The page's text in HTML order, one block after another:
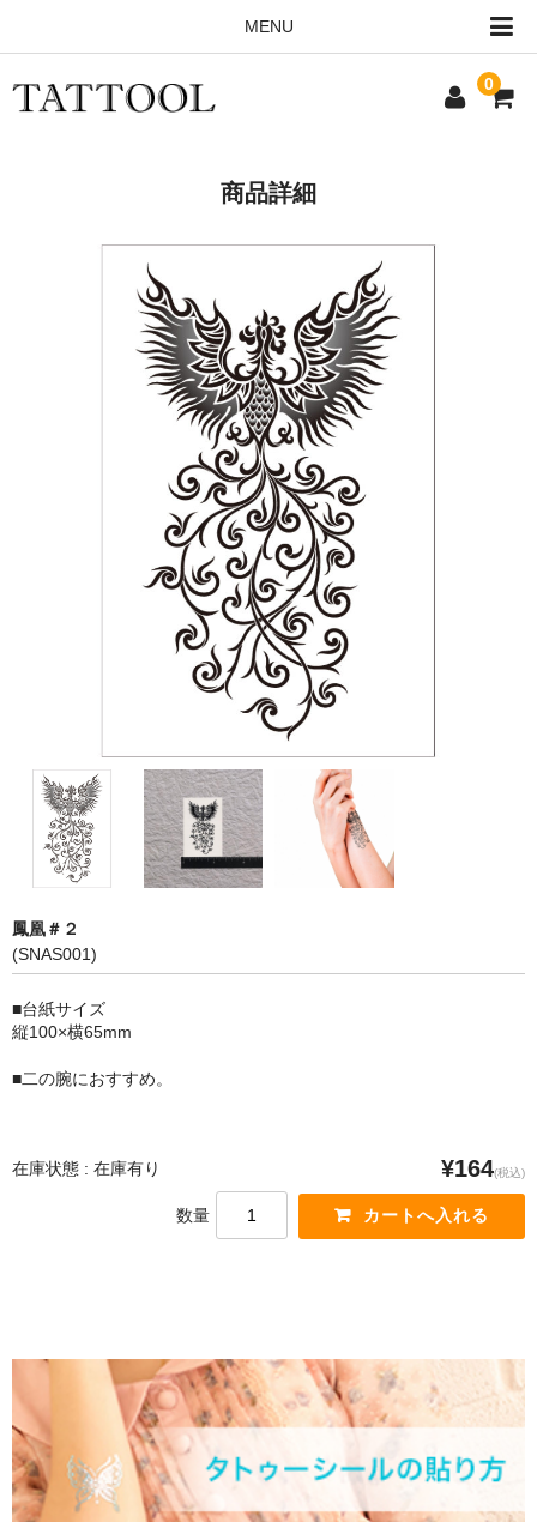
0
MENU
CONTACT
商品詳細
鳳凰＃２
(SNAS001)
■台紙サイズ
縦100×横65mm
■二の腕におすすめ。
在庫状態 : 在庫有り ¥164(税込)
数量